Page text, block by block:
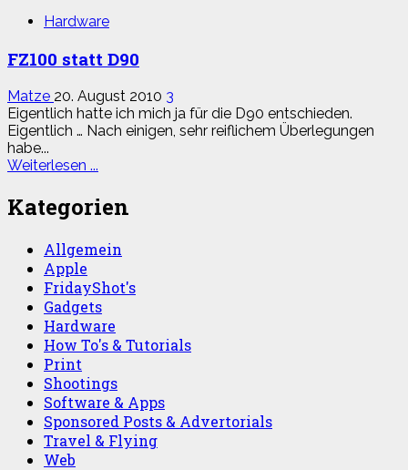
Nikon
–
doch
Hardware
FZ100 statt D90
Matze 20. August 2010 3
Eigentlich hatte ich mich ja für die D90 entschieden.
Eigentlich … Nach einigen, sehr reiflichem Überlegungen
habe...
Weiterlesen ...
about
FZ100
D90
Kategorien
Allgemein
Apple
FridayShot's
Gadgets
Hardware
How To's & Tutorials
Print
Shootings
Software & Apps
Sponsored Posts & Advertorials
Travel & Flying
Web